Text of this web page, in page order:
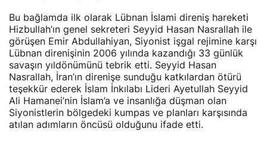
Bu bağlamda ilk olarak Lübnan İslami direniş hareketi
Hizbullah’ın genel sekreteri Seyyid Hasan Nasrallah ile
görüşen Emir Abdullahiyan, Siyonist işgal rejimine karşı
Lübnan direnişinin 2006 yılında kazandığı 33 günlük
savaşın yıldönümünü tebrik etti. Seyyid Hasan
Nasrallah, İran’ın direnişe sunduğu katkılardan ötürü
teşekkür ederek İslam İnkılabı Lideri Ayetullah Seyyid
Ali Hamanei’nin İslam’a ve insanlığa düşman olan
Siyonistlerin bölgedeki kumpas ve planları karşısında
atılan adımların öncüsü olduğunu ifade etti.